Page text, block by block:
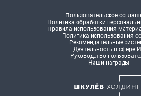
Пользовательское
Политика обработки
Правила использования
Политика использования
Рекомендательные
Деятельность в сфере
Руководство
Наши награды